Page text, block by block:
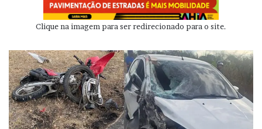
Clique na imagem para ser redirecionado para o site.